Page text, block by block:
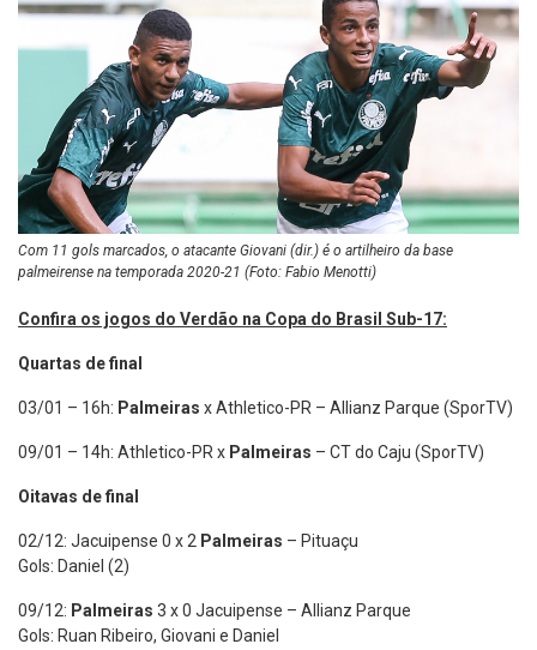
Com 11 gols marcados, o atacante Giovani (dir.) é o artilheiro da base
palmeirense na temporada 2020-21 (Foto: Fabio Menotti)
Confira os jogos do Verdão na Copa do Brasil Sub-17:
Quartas de final
03/01 – 16h: Palmeiras x Athletico-PR – Allianz Parque (SporTV)
09/01 – 14h: Athletico-PR x Palmeiras – CT do Caju (SporTV)
Oitavas de final
02/12: Jacuipense 0 x 2 Palmeiras – Pituaçu
Gols: Daniel (2)
09/12: Palmeiras 3 x 0 Jacuipense – Allianz Parque
Gols: Ruan Ribeiro, Giovani e Daniel